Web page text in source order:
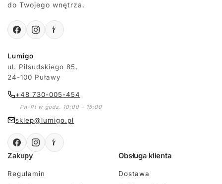
do Twojego wnętrza.
Lumigo
ul. Piłsudskiego 85,
24-100 Puławy
+48 730-005-454
Pn-Pt w godz. 10:00 – 15:00
sklep@lumigo.pl
Zakupy
Regulamin
Obsługa klienta
Dostawa